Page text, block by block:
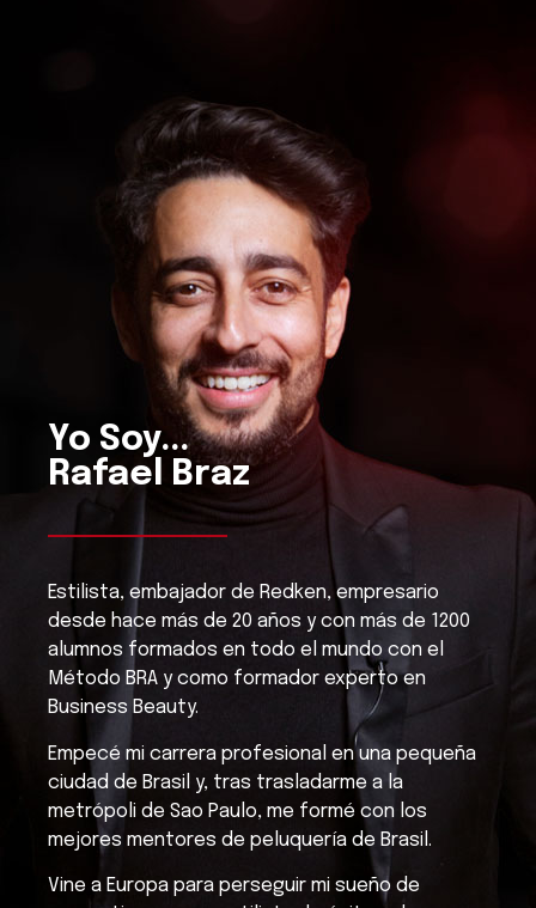
Yo Soy...
Rafael Braz
Estilista, embajador de Redken, empresario
desde hace más de 20 años y con más de 1200
alumnos formados en todo el mundo con el
Método BRA y como formador experto en
Business Beauty.
Empecé mi carrera profesional en una pequeña
ciudad de Brasil y, tras trasladarme a la
metrópoli de Sao Paulo, me formé con los
mejores mentores de peluquería de Brasil.
Vine a Europa para perseguir mi sueño de